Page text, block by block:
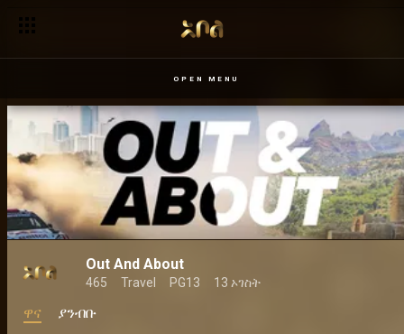
OPEN MENU
Out And About
465 Travel PG13 13 ኦገስት
ዋና ያንብቡ